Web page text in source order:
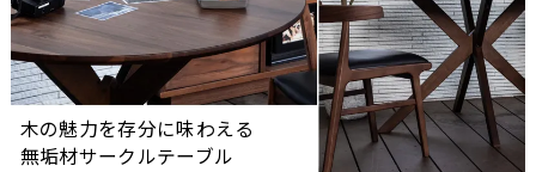
木の魅力を存分に味わえる
無垢材サークルテーブル